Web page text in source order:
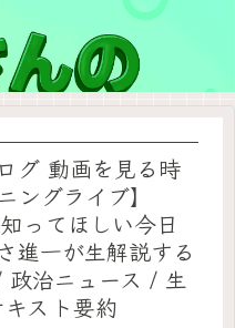
グ 動画を見る時
ングライブ】
ってほしい今日
進一が生解説する
治ニュース / 生
スト要約